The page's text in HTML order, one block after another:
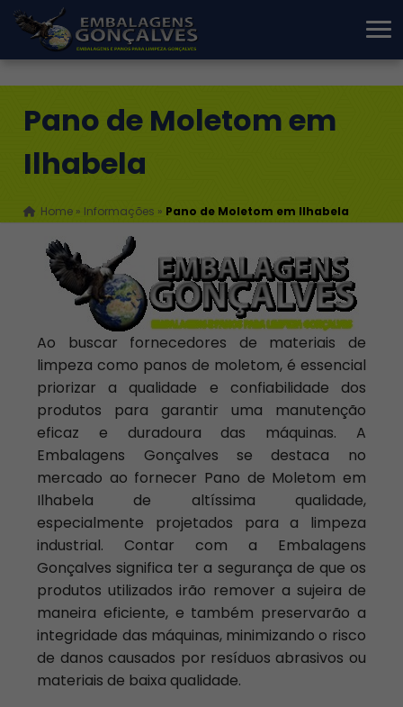
Pano de Moletom em
Ilhabela
Home » Informações » Pano de Moletom em Ilhabela
Ao buscar fornecedores de materiais de
limpeza como panos de moletom, é essencial
priorizar a qualidade e confiabilidade dos
produtos para garantir uma manutenção
eficaz e duradoura das máquinas. A
Embalagens Gonçalves se destaca no
mercado ao fornecer Pano de Moletom em
Ilhabela de altíssima qualidade,
especialmente projetados para a limpeza
industrial. Contar com a Embalagens
Gonçalves significa ter a segurança de que os
produtos utilizados irão remover a sujeira de
maneira eficiente, e também preservarão a
integridade das máquinas, minimizando o risco
de danos causados por resíduos abrasivos ou
materiais de baixa qualidade.